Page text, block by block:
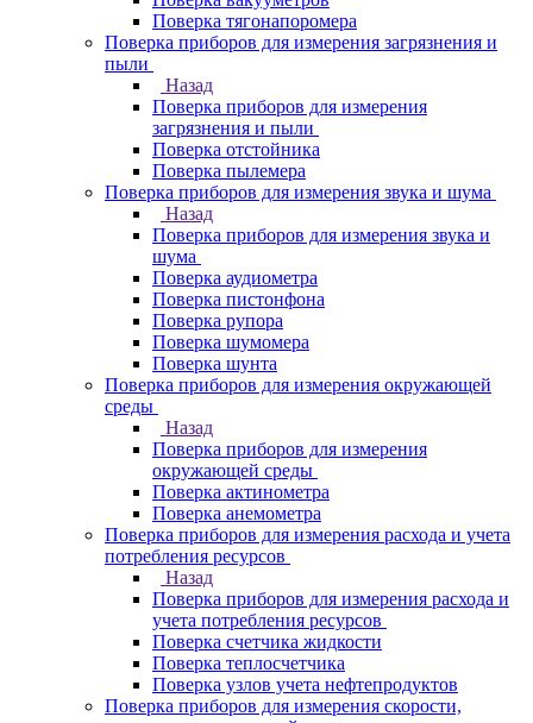
Поверка тягонапоромера
Поверка приборов для измерения загрязнения и
пыли
Назад
Поверка приборов для измерения
загрязнения и пыли
Поверка отстойника
Поверка пылемера
Поверка приборов для измерения звука и шума
Назад
Поверка приборов для измерения звука и
шума
Поверка аудиометра
Поверка пистонфона
Поверка рупора
Поверка шумомера
Поверка шунта
Поверка приборов для измерения окружающей
среды
Назад
Поверка приборов для измерения
окружающей среды
Поверка актинометра
Поверка анемометра
Поверка приборов для измерения расхода и учета
потребления ресурсов
Назад
Поверка приборов для измерения расхода и
учета потребления ресурсов
Поверка счетчика жидкости
Поверка теплосчетчика
Поверка узлов учета нефтепродуктов
Поверка приборов для измерения скорости,